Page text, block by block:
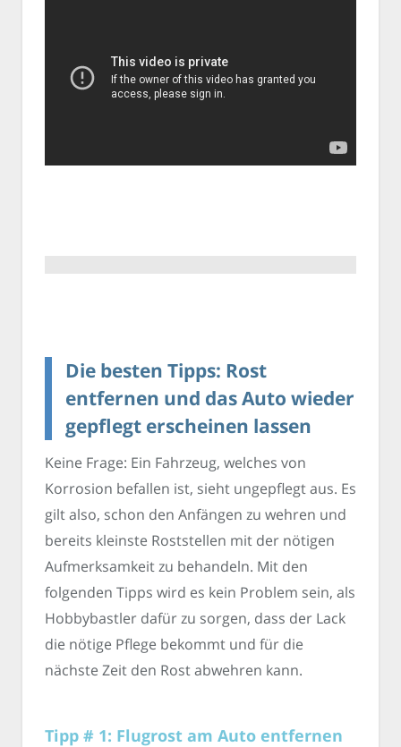
Die besten Tipps: Rost
entfernen und das Auto wieder
gepflegt erscheinen lassen
Keine Frage: Ein Fahrzeug, welches von
Korrosion befallen ist, sieht ungepflegt aus. Es
gilt also, schon den Anfängen zu wehren und
bereits kleinste Roststellen mit der nötigen
Aufmerksamkeit zu behandeln. Mit den
folgenden Tipps wird es kein Problem sein, als
Hobbybastler dafür zu sorgen, dass der Lack
die nötige Pflege bekommt und für die
nächste Zeit den Rost abwehren kann.
Tipp # 1: Flugrost am Auto entfernen